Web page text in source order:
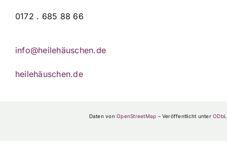
0172 . 685 88 66
info@heilehäuschen.de
heilehäuschen.de
Daten vonOpenStreetMap – Veröffentlicht unterODbL